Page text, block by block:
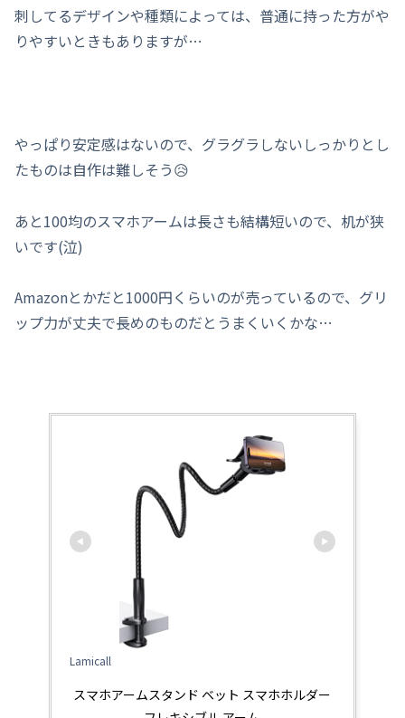
刺してるデザインや種類によっては、普通に持った方がや
りやすいときもありますが…
やっぱり安定感はないので、グラグラしないしっかりとし
たものは自作は難しそう😥
あと100均のスマホアームは長さも結構短いので、机が狭
いです(泣)
Amazonとかだと1000円くらいのが売っているので、グリ
ップ力が丈夫で長めのものだとうまくいくかな…
Lamicall
スマホアームスタンド ベット スマホホルダー